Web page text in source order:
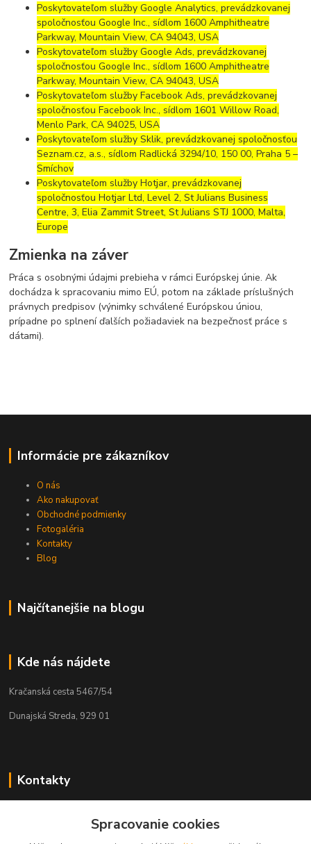
Poskytovateľom služby Google Analytics, prevádzkovanej
spoločnosťou Google Inc., sídlom 1600 Amphitheatre
Parkway, Mountain View, CA 94043, USA
Poskytovateľom služby Google Ads, prevádzkovanej
spoločnosťou Google Inc., sídlom 1600 Amphitheatre
Parkway, Mountain View, CA 94043, USA
Poskytovateľom služby Facebook Ads, prevádzkovanej
spoločnosťou Facebook Inc., sídlom 1601 Willow Road,
Menlo Park, CA 94025, USA
Poskytovateľom služby Sklik, prevádzkovanej spoločnosťou
Seznam.cz, a.s., sídlom Radlická 3294/10, 150 00, Praha 5 –
Smíchov
Poskytovateľom služby Hotjar, prevádzkovanej
spoločnosťou Hotjar Ltd, Level 2, St Julians Business
Centre, 3, Elia Zammit Street, St Julians STJ 1000, Malta,
Europe
Zmienka na záver
Práca s osobnými údajmi prebieha v rámci Európskej únie. Ak
dochádza k spracovaniu mimo EÚ, potom na základe príslušných
právnych predpisov (výnimky schválené Európskou úniou,
prípadne po splnení ďalších požiadaviek na bezpečnosť práce s
dátami).
Informácie pre zákazníkov
O nás
Ako nakupovať
Obchodné podmienky
Fotogaléria
Kontakty
Blog
Najčítanejšie na blogu
Kde nás nájdete
Kračanská cesta 5467/54
Dunajská Streda, 929 01
Kontakty
+421 908 775 701
Spracovanie cookies